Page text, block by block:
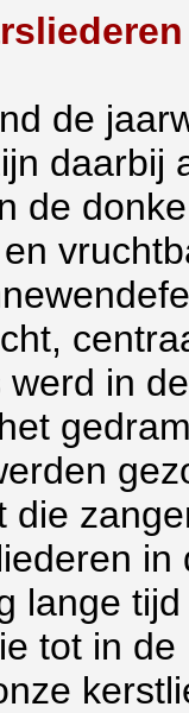
de
daarbij
de
in
die
lange
tot in